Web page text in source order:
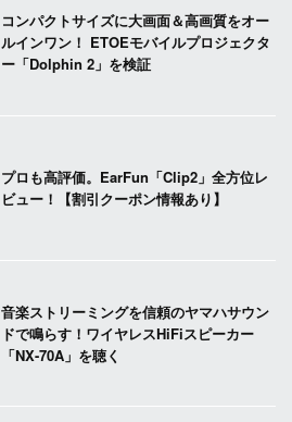
コンパクトサイズに大画面＆高画質をオー
ルインワン！ ETOEモバイルプロジェクタ
ー「Dolphin 2」を検証
プロも高評価。EarFun「Clip2」全方位レ
ビュー！【割引クーポン情報あり】
音楽ストリーミングを信頼のヤマハサウン
ドで鳴らす！ワイヤレスHiFiスピーカー
「NX-70A」を聴く